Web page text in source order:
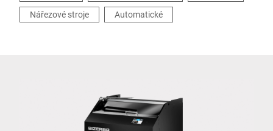
Nářezové stroje
Automatické